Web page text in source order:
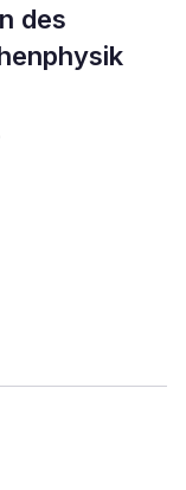
des